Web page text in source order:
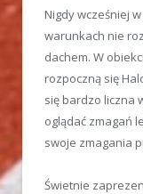
Nigdy wcześniej
warunkach nie
dachem. W
rozpoczną się
się bardzo liczna
oglądać zmagań
swoje zmagania
Świetnie